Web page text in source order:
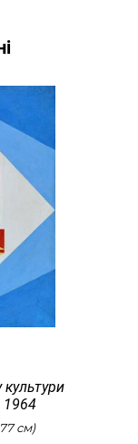
культури
1964
77 x 77 см)